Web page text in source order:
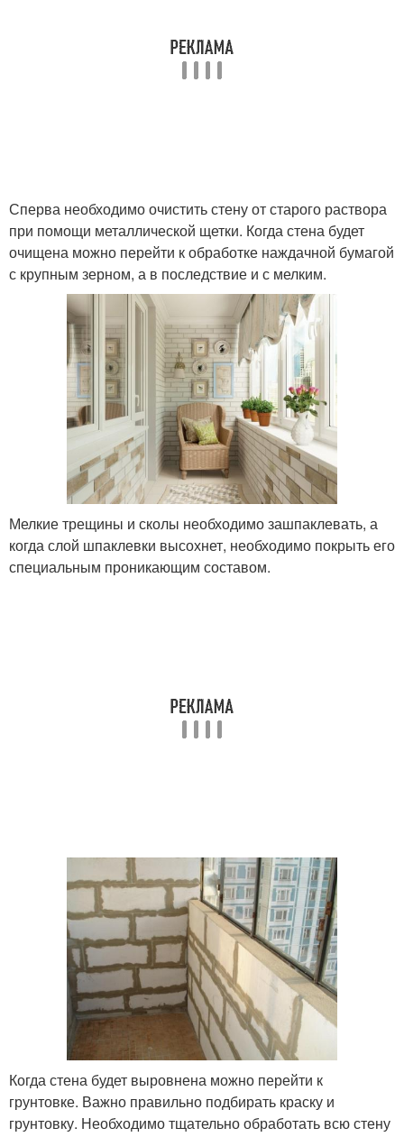
Сперва необходимо очистить стену от старого раствора
при помощи металлической щетки. Когда стена будет
очищена можно перейти к обработке наждачной бумагой
с крупным зерном, а в последствие и с мелким.
Мелкие трещины и сколы необходимо зашпаклевать, а
когда слой шпаклевки высохнет, необходимо покрыть его
специальным проникающим составом.
Когда стена будет выровнена можно перейти к
грунтовке. Важно правильно подбирать краску и
грунтовку. Необходимо тщательно обработать всю стену